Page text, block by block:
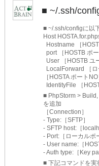
■ ~/.ssh/
■ ~/.ssh/configに以
Host
Hostname ［
port ［HOSTB ポ
User ［HOSTB ユ
［HOSTA ポートNO
IdentityFile ［
■ PhpStorm >
を追加
［Connection］
- Type:［SFTP］
- SFTP host:［
- Port:［ローカルポ
- User name:［
- Auth type:［Key
■ 下記コマンドを実